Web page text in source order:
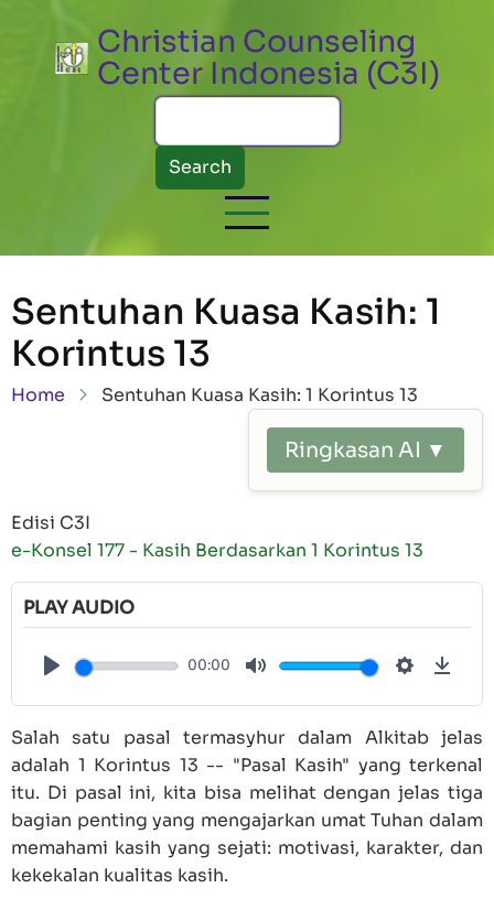
Christian Counseling
Center Indonesia (C3I)
Search
Sentuhan Kuasa Kasih: 1
Korintus 13
Breadcrumb
Home Sentuhan Kuasa Kasih: 1 Korintus 13
Ringkasan AI ▼
Edisi C3I
e-Konsel 177 - Kasih Berdasarkan 1 Korintus 13
PLAY AUDIO
00:00
Salah satu pasal termasyhur dalam Alkitab jelas
adalah 1 Korintus 13 -- "Pasal Kasih" yang terkenal
itu. Di pasal ini, kita bisa melihat dengan jelas tiga
bagian penting yang mengajarkan umat Tuhan dalam
memahami kasih yang sejati: motivasi, karakter, dan
kekekalan kualitas kasih.